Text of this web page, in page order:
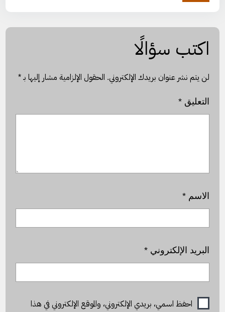
اكتب سؤالًا
لن يتم نشر عنوان بريدك الإلكتروني. الحقول الإلزامية مشار إليها بـ*
التعليق*
الاسم*
البريد الإلكتروني*
احفظ اسمي، بريدي الإلكتروني، والموقع الإلكتروني في هذا